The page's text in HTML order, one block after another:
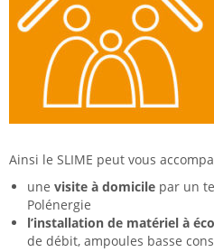
Ainsi le SLIME peut vous
une visite à domicile par un
Polénergie
l’installation de matériel à
de débit, ampoules basse